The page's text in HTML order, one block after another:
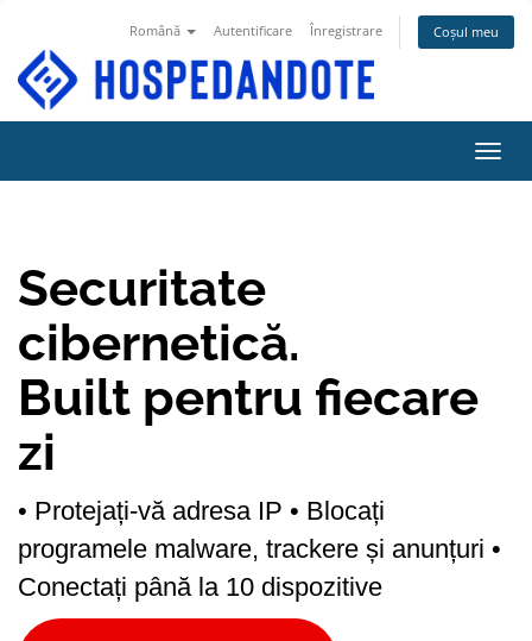
Română Autentificare Înregistrare Coșul meu
Securitate
cibernetică.
Built pentru fiecare
zi
• Protejați-vă adresa IP • Blocați
programele malware, trackere și anunțuri •
Conectați până la 10 dispozitive